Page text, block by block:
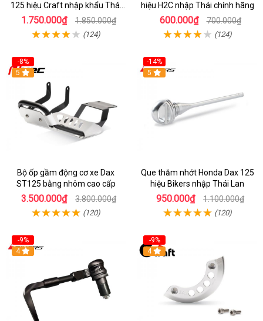
125 hiệu Craft nhập khẩu Thái
Lan
1.750.000₫ 1.850.000₫
(124)
hiệu H2C nhập Thái chính hãng
600.000₫ 700.000₫
(124)
-8%
5
Bộ ốp gầm động cơ xe Dax
ST125 bằng nhôm cao cấp
3.500.000₫ 3.800.000₫
(120)
-14%
5
Que thăm nhớt Honda Dax 125
hiệu Bikers nhập Thái Lan
950.000₫ 1.100.000₫
(120)
-9%
4
-9%
4